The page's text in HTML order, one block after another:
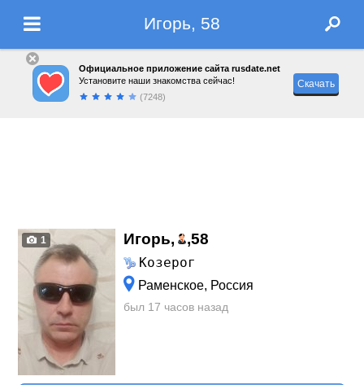
Игорь, 58
Официальное приложение сайта rusdate.net
Установите наши знакомства сейчас!
(7248)
Скачать
1 Игорь, ,58
Козерог
Раменское, Россия
был 17 часов назад